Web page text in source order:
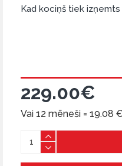
Kad kociņš tiek
229.00€
Vai 12 mēneši = 19.08